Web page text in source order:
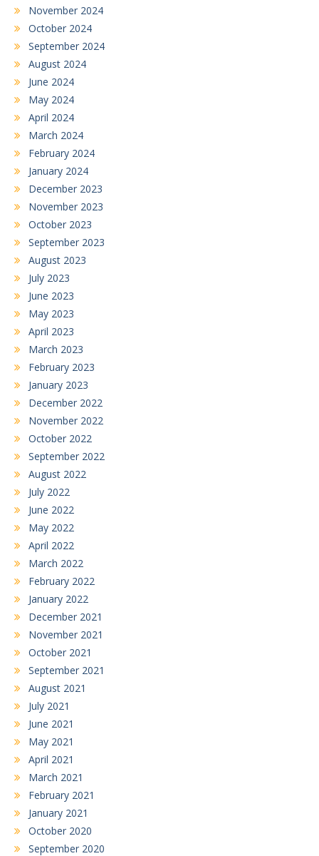
November 2024
October 2024
September 2024
August 2024
June 2024
May 2024
April 2024
March 2024
February 2024
January 2024
December 2023
November 2023
October 2023
September 2023
August 2023
July 2023
June 2023
May 2023
April 2023
March 2023
February 2023
January 2023
December 2022
November 2022
October 2022
September 2022
August 2022
July 2022
June 2022
May 2022
April 2022
March 2022
February 2022
January 2022
December 2021
November 2021
October 2021
September 2021
August 2021
July 2021
June 2021
May 2021
April 2021
March 2021
February 2021
January 2021
October 2020
September 2020